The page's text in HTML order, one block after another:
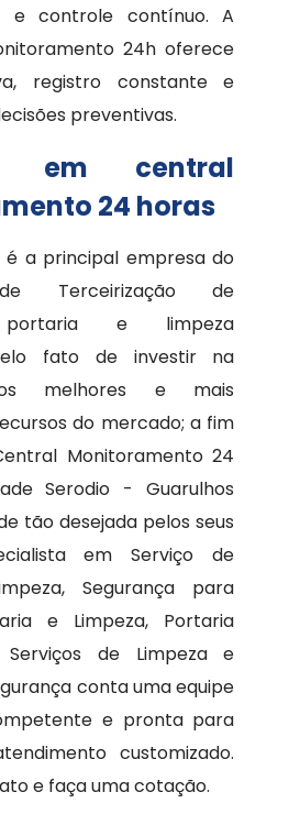
e controle contínuo. A
24h oferece
registro constante e
preventivas.
em central
24 horas
é a principal empresa do
Terceirização de
portaria e limpeza
fato de investir na
melhores e mais
do mercado; a fim
Monitoramento 24
Serodio - Guarulhos
tão desejada pelos seus
em Serviço de
Segurança para
e Limpeza, Portaria
de Limpeza e
conta uma equipe
e pronta para
customizado.
e faça uma cotação.